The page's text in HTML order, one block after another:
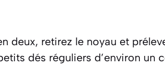
deux, retirez le noyau et
dés réguliers d’environ un